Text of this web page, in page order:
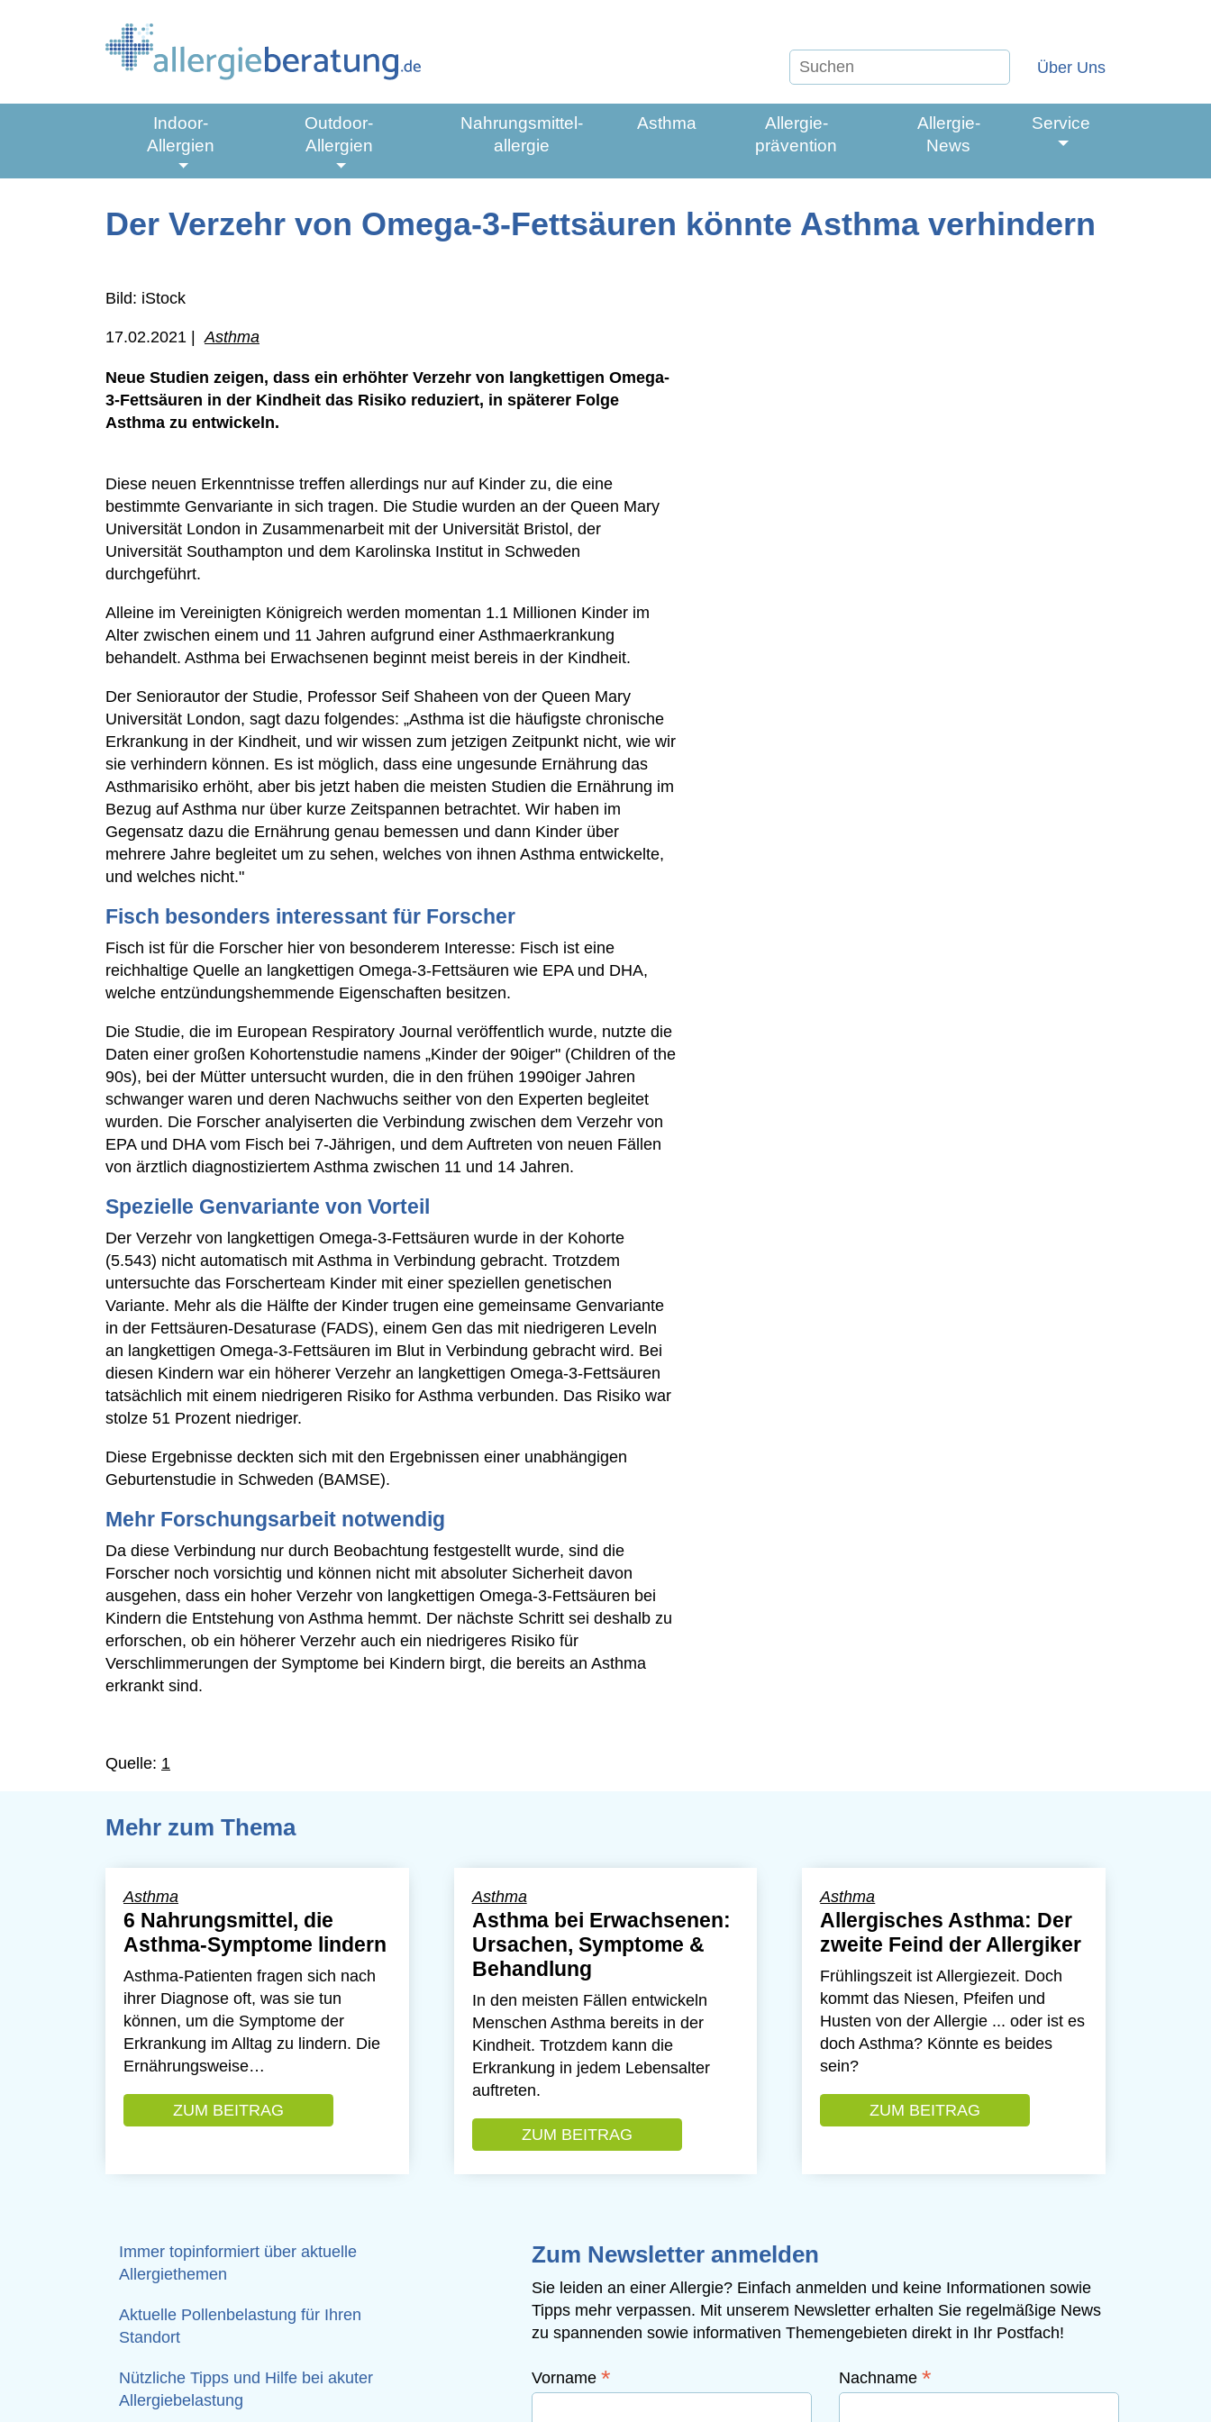
Such-Formular (Nach dem
Suchwort eingeben: SuchenÜber Uns
Hauptmenü:
Indoor-
Allergien
Untermenü aus-/einklappen
Outdoor-
Allergien
Untermenü aus-/einklappen
Nahrungsmittel­
allergie
Asthma
Allergie­
prävention
Allergie-
News
Service
Untermenü aus-/
Der Verzehr von Omega-3-Fettsäuren könnte Asthma verhindern
17.02.2021 |Asthma
Neue Studien zeigen, dass ein erhöhter Verzehr von langkettigen Omega-
3-Fettsäuren in der Kindheit das Risiko reduziert, in späterer Folge
Asthma zu entwickeln.
Diese neuen Erkenntnisse treffen allerdings nur auf Kinder zu, die eine
bestimmte Genvariante in sich tragen. Die Studie wurden an der Queen Mary
Universität London in Zusammenarbeit mit der Universität Bristol, der
Universität Southampton und dem Karolinska Institut in Schweden
durchgeführt.
Alleine im Vereinigten Königreich werden momentan 1.1 Millionen Kinder im
Alter zwischen einem und 11 Jahren aufgrund einer Asthmaerkrankung
behandelt. Asthma bei Erwachsenen beginnt meist bereis in der Kindheit.
Der Seniorautor der Studie, Professor Seif Shaheen von der Queen Mary
Universität London, sagt dazu folgendes: „Asthma ist die häufigste chronische
Erkrankung in der Kindheit, und wir wissen zum jetzigen Zeitpunkt nicht, wie wir
sie verhindern können. Es ist möglich, dass eine ungesunde Ernährung das
Asthmarisiko erhöht, aber bis jetzt haben die meisten Studien die Ernährung im
Bezug auf Asthma nur über kurze Zeitspannen betrachtet. Wir haben im
Gegensatz dazu die Ernährung genau bemessen und dann Kinder über
mehrere Jahre begleitet um zu sehen, welches von ihnen Asthma entwickelte,
und welches nicht."
Fisch besonders interessant für Forscher
Fisch ist für die Forscher hier von besonderem Interesse: Fisch ist eine
reichhaltige Quelle an langkettigen Omega-3-Fettsäuren wie EPA und DHA,
welche entzündungshemmende Eigenschaften besitzen.
Die Studie, die im European Respiratory Journal veröffentlich wurde, nutzte die
Daten einer großen Kohortenstudie namens „Kinder der 90iger" (Children of the
90s), bei der Mütter untersucht wurden, die in den frühen 1990iger Jahren
schwanger waren und deren Nachwuchs seither von den Experten begleitet
wurden. Die Forscher analyiserten die Verbindung zwischen dem Verzehr von
EPA und DHA vom Fisch bei 7-Jährigen, und dem Auftreten von neuen Fällen
von ärztlich diagnostiziertem Asthma zwischen 11 und 14 Jahren.
Spezielle Genvariante von Vorteil
Der Verzehr von langkettigen Omega-3-Fettsäuren wurde in der Kohorte
(5.543) nicht automatisch mit Asthma in Verbindung gebracht. Trotzdem
untersuchte das Forscherteam Kinder mit einer speziellen genetischen
Variante. Mehr als die Hälfte der Kinder trugen eine gemeinsame Genvariante
in der Fettsäuren-Desaturase (FADS), einem Gen das mit niedrigeren Leveln
an langkettigen Omega-3-Fettsäuren im Blut in Verbindung gebracht wird. Bei
diesen Kindern war ein höherer Verzehr an langkettigen Omega-3-Fettsäuren
tatsächlich mit einem niedrigeren Risiko for Asthma verbunden. Das Risiko war
stolze 51 Prozent niedriger.
Diese Ergebnisse deckten sich mit den Ergebnissen einer unabhängigen
Geburtenstudie in Schweden (BAMSE).
Mehr Forschungsarbeit notwendig
Da diese Verbindung nur durch Beobachtung festgestellt wurde, sind die
Forscher noch vorsichtig und können nicht mit absoluter Sicherheit davon
ausgehen, dass ein hoher Verzehr von langkettigen Omega-3-Fettsäuren bei
Kindern die Entstehung von Asthma hemmt. Der nächste Schritt sei deshalb zu
erforschen, ob ein höherer Verzehr auch ein niedrigeres Risiko für
Verschlimmerungen der Symptome bei Kindern birgt, die bereits an Asthma
erkrankt sind.
Quelle: 1
Bild: iStock
Mehr zum Thema
Asthma
6 Nahrungsmittel, die
Asthma-Symptome lindern
Asthma-Patienten fragen sich nach
ihrer Diagnose oft, was sie tun
können, um die Symptome der
Erkrankung im Alltag zu lindern. Die
Ernährungsweise…
ZUM BEITRAG : DER VERZEHR VON OMEGA-3-FETTSÄUREN KÖNNTE ASTHMA VERHINDERN
Asthma
Asthma bei Erwachsenen:
Ursachen, Symptome &
Behandlung
In den meisten Fällen entwickeln
Menschen Asthma bereits in der
Kindheit. Trotzdem kann die
Erkrankung in jedem Lebensalter
auftreten.
ZUM BEITRAG
Asthma
Allergisches Asthma: Der
zweite Feind der Allergiker
Frühlingszeit ist Allergiezeit. Doch
kommt das Niesen, Pfeifen und
Husten von der Allergie ... oder ist es
doch Asthma? Könnte es beides
sein?
ZUM BEITRAG
Immer topinformiert über aktuelle
Allergiethemen
Aktuelle Pollenbelastung für Ihren
Standort
Nützliche Tipps und Hilfe bei akuter
Allergiebelastung
Zum Newsletter anmelden
Sie leiden an einer Allergie? Einfach anmelden und keine Informationen sowie
Tipps mehr verpassen. Mit unserem Newsletter erhalten Sie regelmäßige News
zu spannenden sowie informativen Themengebieten direkt in Ihr Postfach!
Vorname * Nachname *